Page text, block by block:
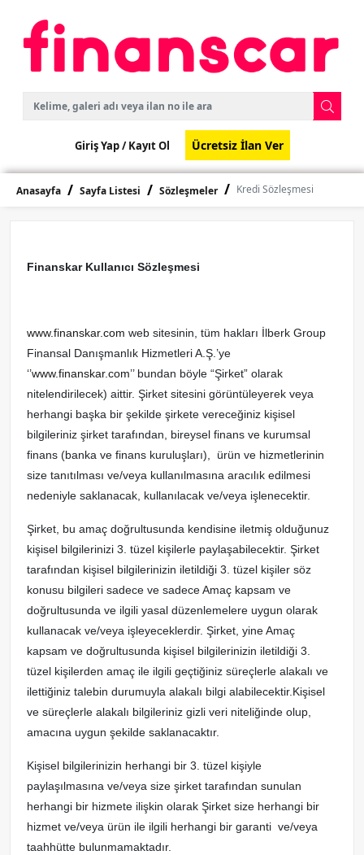
Giriş Yap /Kayıt Ol Ücretsiz İlan Ver
Anasayfa Sayfa Listesi Sözleşmeler Kredi Sözleşmesi
Finanskar Kullanıcı Sözleşmesi
www.finanskar.com web sitesinin, tüm hakları İlberk Group
Finansal Danışmanlık Hizmetleri A.Ş.’ye
‘’www.finanskar.com’’ bundan böyle “Şirket” olarak
nitelendirilecek) aittir. Şirket sitesini görüntüleyerek veya
herhangi başka bir şekilde şirkete vereceğiniz kişisel
bilgileriniz şirket tarafından, bireysel finans ve kurumsal
finans (banka ve finans kuruluşları), ürün ve hizmetlerinin
size tanıtılması ve/veya kullanılmasına aracılık edilmesi
nedeniyle saklanacak, kullanılacak ve/veya işlenecektir.
Şirket, bu amaç doğrultusunda kendisine iletmiş olduğunuz
kişisel bilgilerinizi 3. tüzel kişilerle paylaşabilecektir. Şirket
tarafından kişisel bilgilerinizin iletildiği 3. tüzel kişiler söz
konusu bilgileri sadece ve sadece Amaç kapsam ve
doğrultusunda ve ilgili yasal düzenlemelere uygun olarak
kullanacak ve/veya işleyeceklerdir. Şirket, yine Amaç
kapsam ve doğrultusunda kişisel bilgilerinizin iletildiği 3.
tüzel kişilerden amaç ile ilgili geçtiğiniz süreçlerle alakalı ve
ilettiğiniz talebin durumuyla alakalı bilgi alabilecektir. Kişisel
ve süreçlerle alakalı bilgileriniz gizli veri niteliğinde olup,
amacına uygun şekilde saklanacaktır.
Kişisel bilgilerinizin herhangi bir 3. tüzel kişiyle
paylaşılmasına ve/veya size şirket tarafından sunulan
herhangi bir hizmete ilişkin olarak Şirket size herhangi bir
hizmet ve/veya ürün ile ilgili herhangi bir garanti ve/veya
taahhütte bulunmamaktadır.